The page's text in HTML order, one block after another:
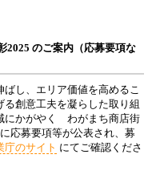
のご案内（応募要項な
し、エリア価値を高めるこ
創意工夫を凝らした取り組
にかがやく わがまち商店街
応募要項等が公表され、募
庁のサイト にてご確認くださ